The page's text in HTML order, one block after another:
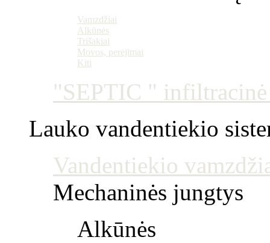
Vamzdžiai
Alkūnės
Trišakiai
Movos, perėjimai
Kiti
"SEPTIC "
Lauko vandentiekio
Vandentiekio
Mechaninės jungtys
Alkūnės